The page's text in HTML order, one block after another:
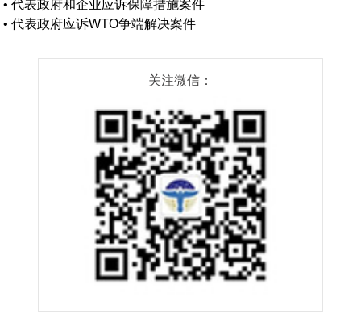
• 代表政府和企业应诉保障措施案件
• 代表政府应诉WTO争端解决案件
关注微信：